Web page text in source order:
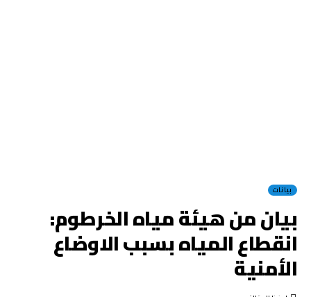
بيانات
بيان من هيئة مياه الخرطوم:
انقطاع المياه بسبب الاوضاع
الأمنية